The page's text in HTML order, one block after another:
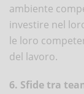
ambiente
investire nel
le loro
del lavoro.
6. Sfide tra